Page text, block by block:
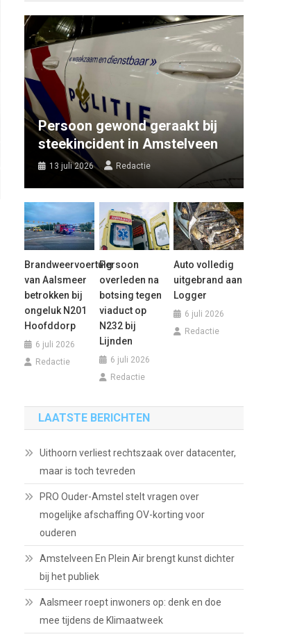
Persoon gewond geraakt bij
steekincident in Amstelveen
13 juli 2026 Redactie
Brandweervoertuig
van Aalsmeer
betrokken bij
ongeluk N201
Hoofddorp
6 juli 2026
Redactie
Persoon
overleden na
botsing tegen
viaduct op
N232 bij
Lijnden
6 juli 2026
Redactie
Auto volledig
uitgebrand aan
Logger
6 juli 2026
Redactie
LAATSTE BERICHTEN
Uithoorn verliest rechtszaak over datacenter,
maar is toch tevreden
PRO Ouder-Amstel stelt vragen over
mogelijke afschaffing OV-korting voor
ouderen
Amstelveen En Plein Air brengt kunst dichter
bij het publiek
Aalsmeer roept inwoners op: denk en doe
mee tijdens de Klimaatweek